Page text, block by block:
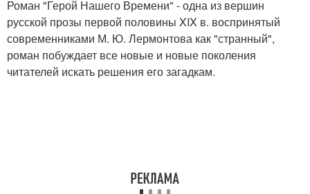
Роман "Герой Нашего Времени" - одна из вершин
русской прозы первой половины XIX в. воспринятый
современниками М. Ю. Лермонтова как "странный",
роман побуждает все новые и новые поколения
читателей искать решения его загадкам.